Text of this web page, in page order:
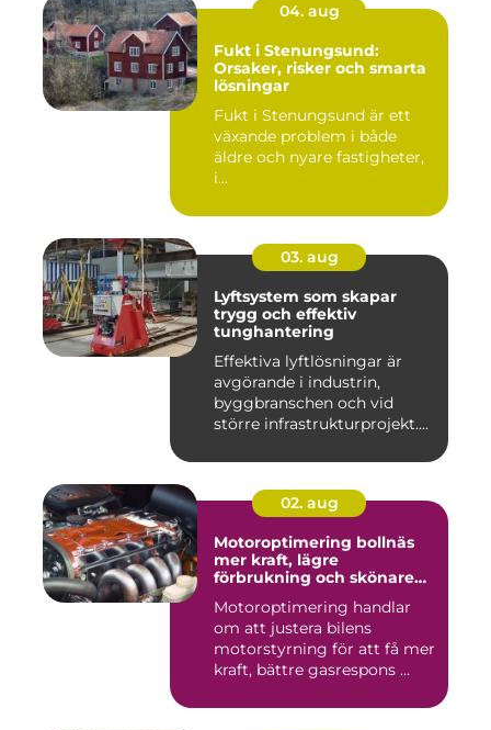
04. aug
Fukt i Stenungsund:
Orsaker, risker och smarta
lösningar
Fukt i Stenungsund är ett
växande problem i både
äldre och nyare fastigheter,
i...
03. aug
Lyftsystem som skapar
trygg och effektiv
tunghantering
Effektiva lyftlösningar är
avgörande i industrin,
byggbranschen och vid
större infrastrukturprojekt....
02. aug
Motoroptimering bollnäs
mer kraft, lägre
förbrukning och skönare
Motoroptimering handlar
om att justera bilens
motorstyrning för att få mer
kraft, bättre gasrespons ...